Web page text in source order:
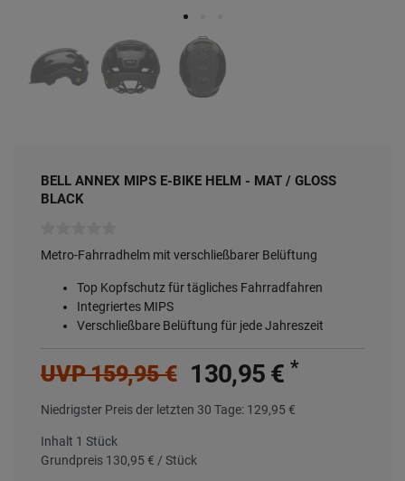
BELL ANNEX MIPS E-BIKE HELM - MAT / GLOSS
BLACK
Metro-Fahrradhelm mit verschließbarer Belüftung
Top Kopfschutz für tägliches Fahrradfahren
Integriertes MIPS
Verschließbare Belüftung für jede Jahreszeit
UVP 159,95 € 130,95 €*
Niedrigster Preis der letzten 30 Tage: 129,95 €
Inhalt 1 Stück
Grundpreis 130,95 € / Stück